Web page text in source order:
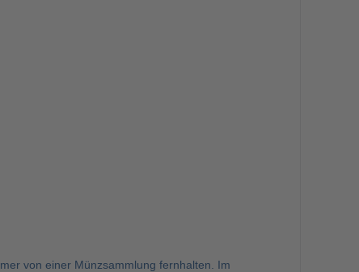
von einer Münzsammlung fernhalten. Im